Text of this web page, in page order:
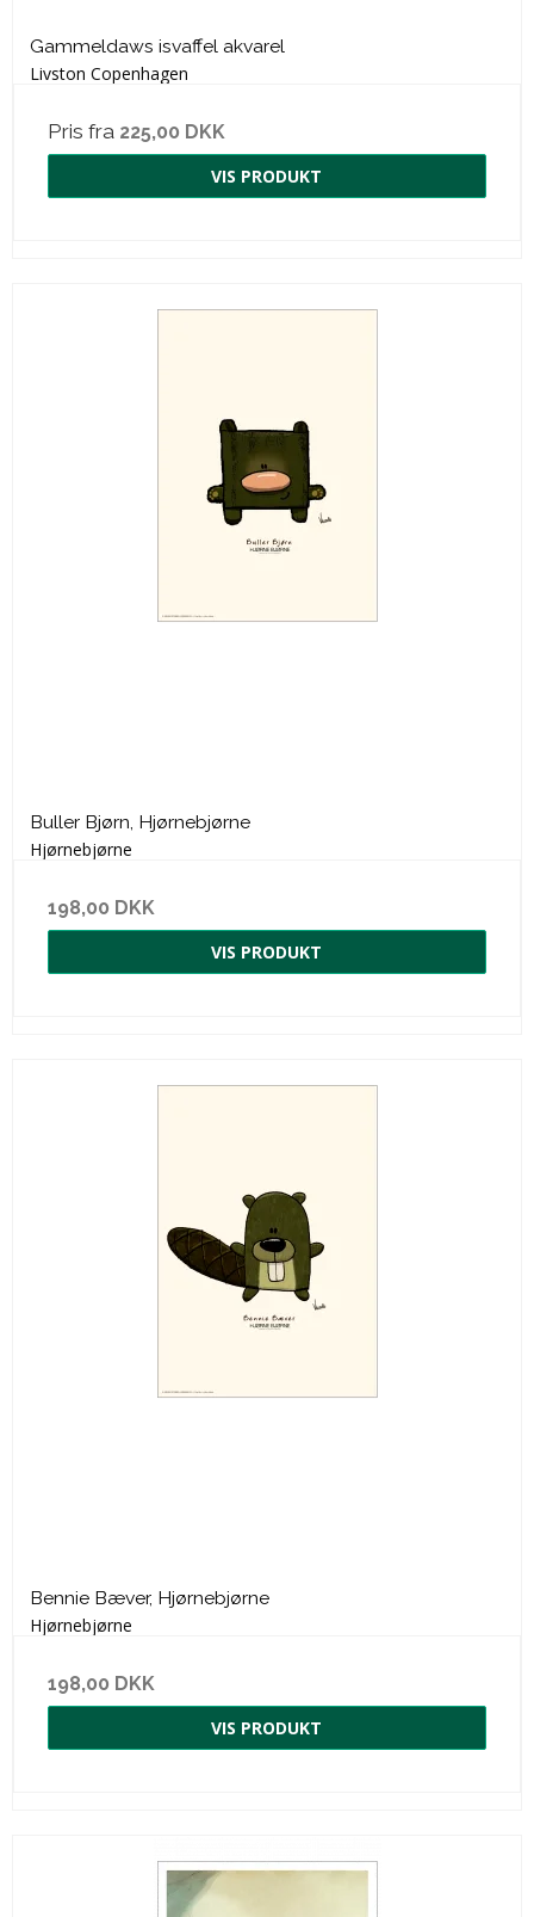
Gammeldaws isvaffel akvarel
Livston Copenhagen
Pris fra 225,00 DKK
VIS PRODUKT
Buller Bjørn, Hjørnebjørne
Hjørnebjørne
198,00 DKK
VIS PRODUKT
Bennie Bæver, Hjørnebjørne
Hjørnebjørne
198,00 DKK
VIS PRODUKT